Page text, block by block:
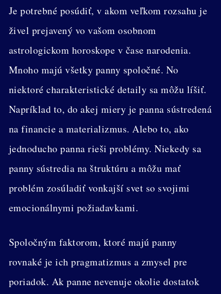
Je potrebné posúdiť, v akom veľkom rozsahu je
živel prejavený vo vašom osobnom
astrologickom horoskope v čase narodenia.
Mnoho majú všetky panny spoločné. No
niektoré charakteristické detaily sa môžu líšiť.
Napríklad to, do akej miery je panna sústredená
na financie a materializmus. Alebo to, ako
jednoducho panna rieši problémy. Niekedy sa
panny sústredia na štruktúru a môžu mať
problém zosúladiť vonkajší svet so svojimi
emocionálnymi požiadavkami.
Spoločným faktorom, ktoré majú panny
rovnaké je ich pragmatizmus a zmysel pre
poriadok. Ak panne nevenuje okolie dostatok